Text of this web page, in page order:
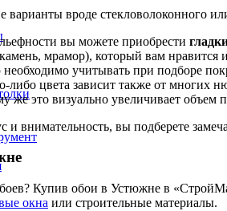
вроде стекловолоконного
вы можете приобрести
мрамор), который вам нравится
необходимо учитывать при подборе
либо цвета зависит также от многих
же это визуально увеличивает объем
внимательность, вы подберете
Купив обои в Устюжне в
окна или строительные материалы.